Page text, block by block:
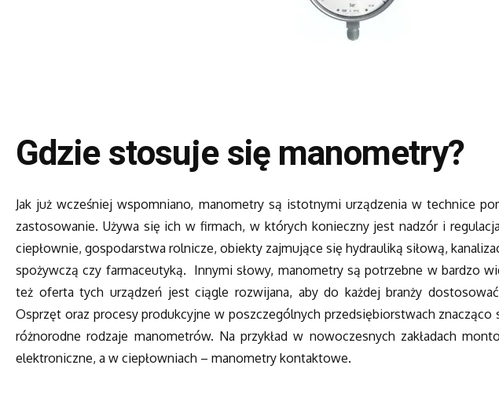
Gdzie stosuje się manometry?
Jak już wcześniej wspomniano, manometry są istotnymi urządzenia w technice
zastosowanie. Używa się ich w firmach, w których konieczny jest nadzór i
ciepłownie, gospodarstwa rolnicze, obiekty zajmujące się hydrauliką siłową,
spożywczą czy farmaceutyką. Innymi słowy, manometry są potrzebne w bardzo
też oferta tych urządzeń jest ciągle rozwijana, aby do każdej branży
Osprzęt oraz procesy produkcyjne w poszczególnych przedsiębiorstwach
różnorodne rodzaje manometrów. Na przykład w nowoczesnych zakładach
elektroniczne, a w ciepłowniach – manometry kontaktowe.